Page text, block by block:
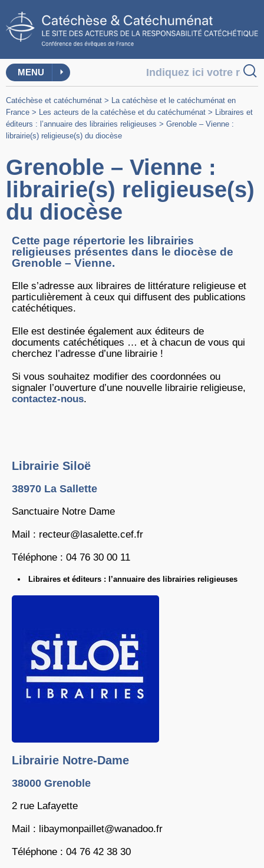
MENU
Catéchèse et catéchuménat > La catéchèse et le catéchuménat en
France > Les acteurs de la catéchèse et du catéchuménat > Libraires et
éditeurs : l’annuaire des librairies religieuses > Grenoble – Vienne :
librairie(s) religieuse(s) du diocèse
Grenoble – Vienne :
librairie(s) religieuse(s)
du diocèse
Cette page répertorie les librairies
religieuses présentes dans le diocèse de
Grenoble – Vienne.
Elle s’adresse aux libraires de littérature religieuse et
particulièrement à ceux qui diffusent des publications
catéchétiques.
Elle est destinée également aux éditeurs de
documents catéchétiques … et à chacun de vous qui
cherchez l’adresse d’une librairie !
Si vous souhaitez modifier des coordonnées ou
signaler l’ouverture d’une nouvelle librairie religieuse,
contactez-nous.
Librairie Siloë
38970 La Sallette
Sanctuaire Notre Dame
Mail : recteur@lasalette.cef.fr
Téléphone : 04 76 30 00 11
Libraires et éditeurs : l’annuaire des librairies religieuses
Librairie Notre-Dame
38000 Grenoble
2 rue Lafayette
Mail : libaymonpaillet@wanadoo.fr
Téléphone : 04 76 42 38 30